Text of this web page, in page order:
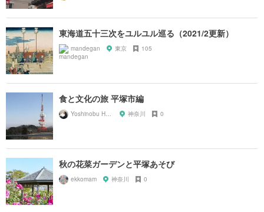
東海道五十三次をユルユル巡る（2021/2更新）
mandegan 東京 105
食と文化の旅 平塚市編
神奈川 0
秋の花菜ガーデンと平塚あそび
ekkomam 神奈川 0